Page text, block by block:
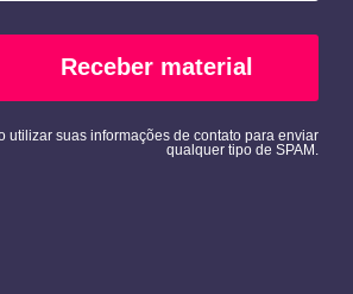
utilizar suas informações de contato para enviar
qualquer tipo de SPAM.